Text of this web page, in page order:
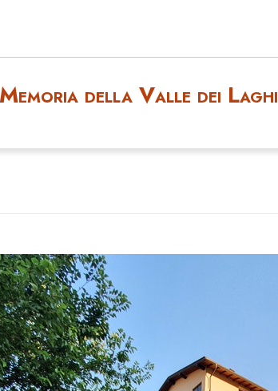
della Valle dei Laghi